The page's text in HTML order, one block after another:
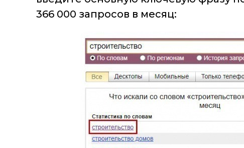
366 000 запросов в месяц: